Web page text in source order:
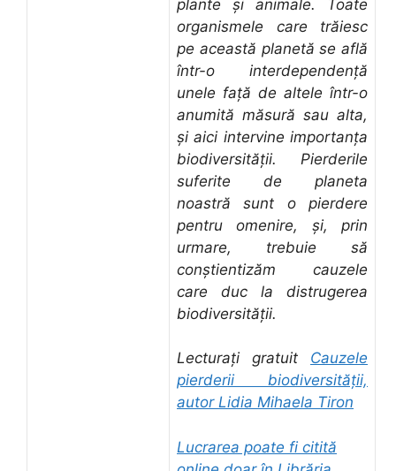
plante și animale. Toate
organismele care trăiesc
pe această planetă se află
într-o interdependență
unele față de altele într-o
anumită măsură sau alta,
și aici intervine importanța
biodiversității. Pierderile
suferite de planeta
noastră sunt o pierdere
pentru omenire, și, prin
urmare, trebuie să
conștientizăm cauzele
care duc la distrugerea
biodiversității.
Lecturați gratuit Cauzele
pierderii biodiversității,
autor Lidia Mihaela Tiron
Lucrarea poate fi citită